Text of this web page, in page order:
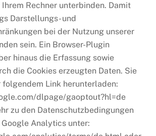
Ihrem Rechner unterbinden. Damit
Darstellungs- und
bei der Nutzung unserer
sein. Ein Browser-Plugin
hinaus die Erfassung sowie
die Cookies erzeugten Daten. Sie
folgendem Link herunterladen:
dlpage/gaoptout?hl=de
zu den Datenschutzbedingungen
Analytics unter: